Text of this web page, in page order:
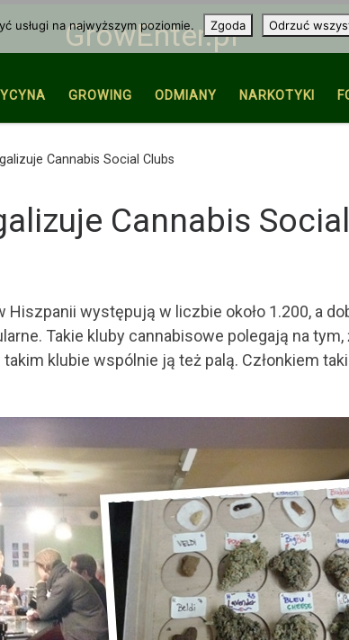
GrowEnter.pl
GROWING ODMIANY NARKOTYKI
Cannabis Social Clubs
Cannabis
Hiszpanii występują w liczbie około 1.200, a
Takie kluby cannabisowe polegają na
klubie wspólnie ją też palą. Członkiem
usługi na najwyższym poziomie. Zgoda Odrzuć